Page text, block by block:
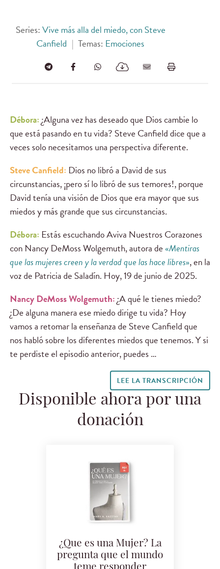
Series:Vive más alla del miedo, con Steve
Canfield | Temas: Emociones
Débora:¿Alguna vez has deseado que Dios cambie lo
que está pasando en tu vida? Steve Canfield dice que a
veces solo necesitamos una perspectiva diferente.
Steve Canfield: Dios no libró a David de sus
circunstancias, ¡pero sí lo libró de sus temores!, porque
David tenía una visión de Dios que era mayor que sus
miedos y más grande que sus circunstancias.
Débora: Estás escuchando Aviva Nuestros Corazones
con Nancy DeMoss Wolgemuth, autora de «Mentiras
que las mujeres creen y la verdad que las hace libres», en la
voz de Patricia de Saladín. Hoy, 19 de junio de 2025.
Nancy DeMoss Wolgemuth:¿A qué le tienes miedo?
¿De alguna manera ese miedo dirige tu vida? Hoy
vamos a retomar la enseñanza de Steve Canfield que
nos habló sobre los diferentes miedos que tenemos. Y si
te perdiste el episodio anterior, puedes …
LEE LA TRANSCRIPCIÓN
Disponible ahora por una
donación
¿Que es una Mujer? La
pregunta que el mundo